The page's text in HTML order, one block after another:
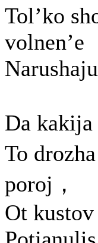
Tol’ko
volnen’e
Da
To
poroj，
Ot